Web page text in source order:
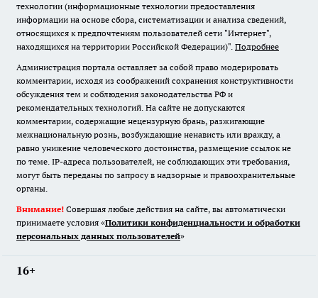
технологии (информационные технологии предоставления
информации на основе сбора, систематизации и анализа сведений,
относящихся к предпочтениям пользователей сети "Интернет",
находящихся на территории Российской Федерации)". Подробнее
Администрация портала оставляет за собой право модерировать
комментарии, исходя из соображений сохранения конструктивности
обсуждения тем и соблюдения законодательства РФ и
рекомендательных технологий. На сайте не допускаются
комментарии, содержащие нецензурную брань, разжигающие
межнациональную рознь, возбуждающие ненависть или вражду, а
равно унижение человеческого достоинства, размещение ссылок не
по теме. IP-адреса пользователей, не соблюдающих эти требования,
могут быть переданы по запросу в надзорные и правоохранительные
органы.
Внимание! Совершая любые действия на сайте, вы автоматически
принимаете условия «Политики конфиденциальности и обработки
персональных данных пользователей»
16+